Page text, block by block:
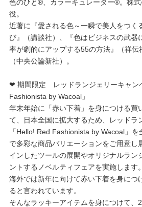
色のひと®、カラーキュレーター®。株
役。
近著に『愛される色～一瞬で美人をつく
び』（講談社）、『色はビジネスの武器
率が劇的にアップする55の方法』（祥伝
（中央公論新社）。
❤ 期間限定 レッドランジェリーキャン
Fashionista by Wacoal」
年末年始に「赤い下着」を身につける買
て、日本全国に拡大するため、レッドラ
「Hello! Red Fashionista by Wacoal」
で多彩な商品バリエーションをご用意し
インしたツールの展開やオリジナルラン
ントするノベルティフェアを実施します。
海外では新年に向けて赤い下着を身につ
ると言われています。
そんなラッキーアイテムを身につけて、